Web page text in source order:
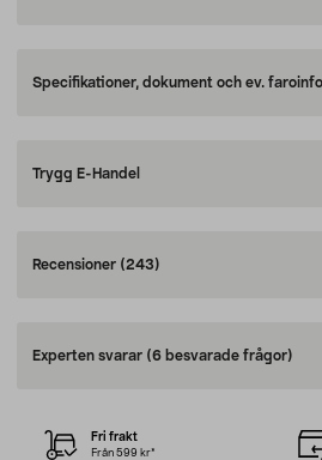
Specifikationer, dokument och ev.
Trygg E-Handel
Recensioner (243)
Experten svarar (6 besvarade frågor)
Fri frakt
Från 599 kr*